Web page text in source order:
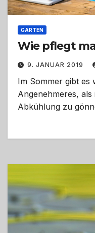
GARTEN
Wie pflegt
9. JANUAR 2019
Im Sommer gibt es
Angenehmeres, als
Abkühlung zu